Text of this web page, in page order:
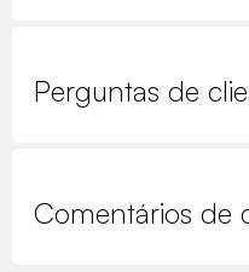
Perguntas de
Comentários de